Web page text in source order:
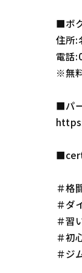
■ボ
住所:
電話
※無
■パ
＃格
＃ダ
＃習
＃初
＃ジ